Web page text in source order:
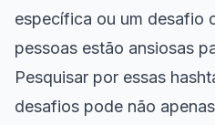
específica ou um desafio
pessoas estão ansiosas
Pesquisar por essas
desafios pode não